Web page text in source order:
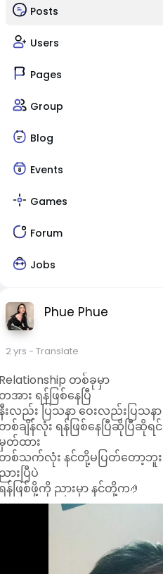
Posts
Users
Pages
Group
Blog
Events
Games
Forum
Jobs
Phue Phue
2 yrs - Translate
တစ်ခုမှာ
အား ရန်ဖြစ်နေပြီ
းလည်း ပြသနာ ဝေးလည်းပြသနာ
စ်ချိန်လုံး ရန်ဖြစ်နေပြီဆိုပြီဆိုရင်
တ်ထား
စ်သက်လုံး နင်တို့မပြတ်တော့ဘူး
ားပြီပဲ
န်ဖြစ်ဖို့ကို ညားမှာ နင်တို့က🤌